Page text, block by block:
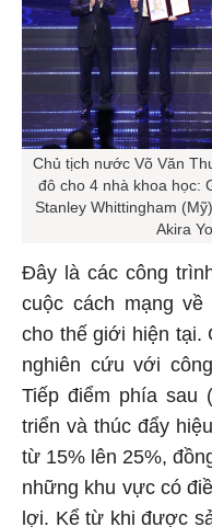
Chủ tịch nước Võ Văn
đô cho 4 nhà khoa học:
Stanley Whittingham
Akira
Đây là các công
cuộc cách mạng
cho thế giới hiện tại.
nghiên cứu với
Tiếp điểm phía sau
triển và thúc đẩy
từ 15% lên 25%,
những khu vực có
lợi. Kể từ khi được